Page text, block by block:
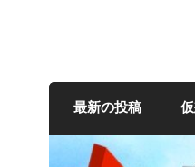
FXNの
最新の投稿